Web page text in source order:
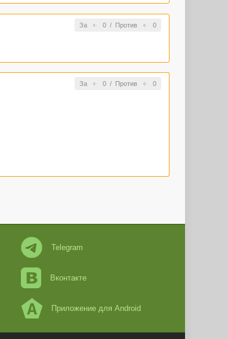
За 0/ Против 0
За 0/ Против 0
Telegram
Вконтакте
Приложение для Android